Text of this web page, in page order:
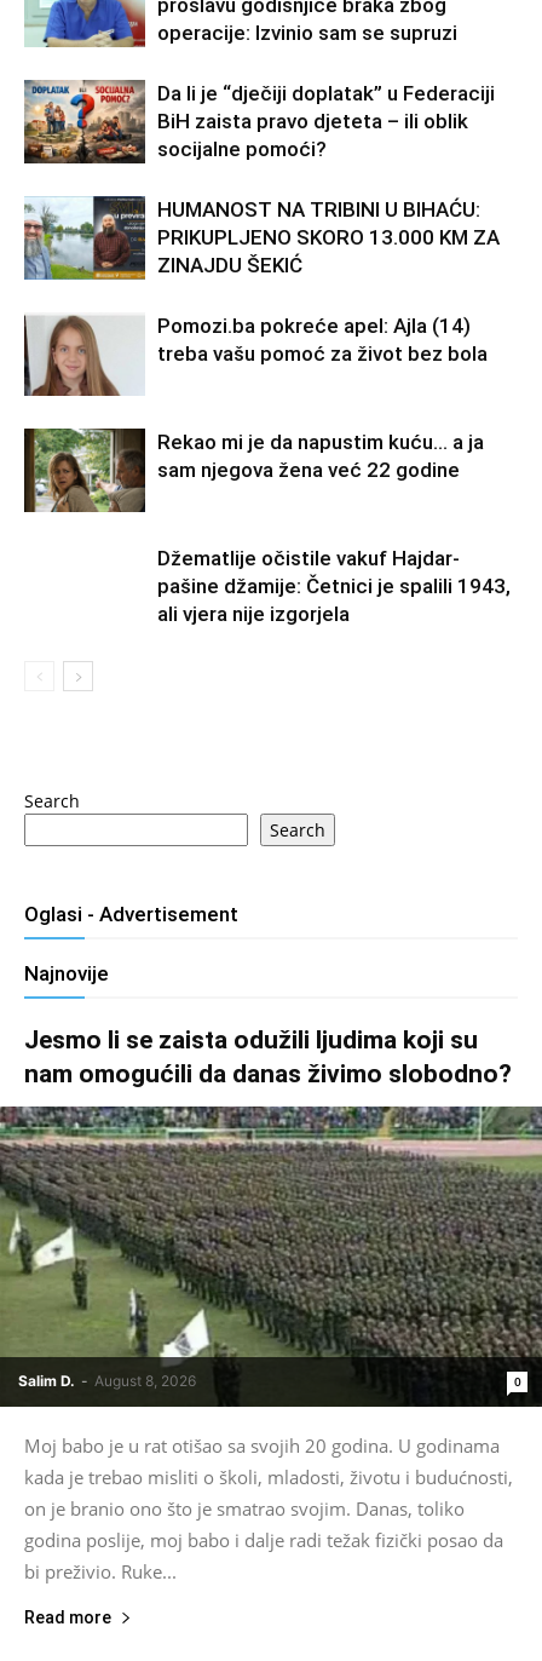
proslavu godišnjice braka zbog
operacije: Izvinio sam se supruzi
Da li je “dječiji doplatak” u Federaciji
BiH zaista pravo djeteta – ili oblik
socijalne pomoći?
HUMANOST NA TRIBINI U BIHAĆU:
PRIKUPLJENO SKORO 13.000 KM ZA
ZINAJDU ŠEKIĆ
Pomozi.ba pokreće apel: Ajla (14)
treba vašu pomoć za život bez bola
Rekao mi je da napustim kuću… a ja
sam njegova žena već 22 godine
Džematlije očistile vakuf Hajdar-
pašine džamije: Četnici je spalili 1943,
ali vjera nije izgorjela
Search
Search
Oglasi - Advertisement
Najnovije
Jesmo li se zaista odužili ljudima koji su
nam omogućili da danas živimo slobodno?
Salim D. - August 8, 2026 0
Moj babo je u rat otišao sa svojih 20 godina. U godinama
kada je trebao misliti o školi, mladosti, životu i budućnosti,
on je branio ono što je smatrao svojim. Danas, toliko
godina poslije, moj babo i dalje radi težak fizički posao da
bi preživio. Ruke...
Read more